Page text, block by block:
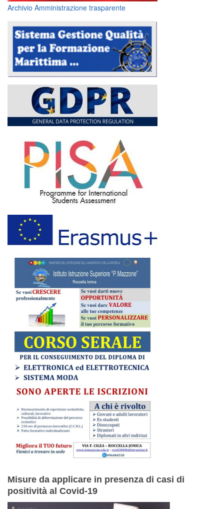
Archivio Amministrazione trasparente
Misure da applicare in presenza di casi di
positività al Covid-19